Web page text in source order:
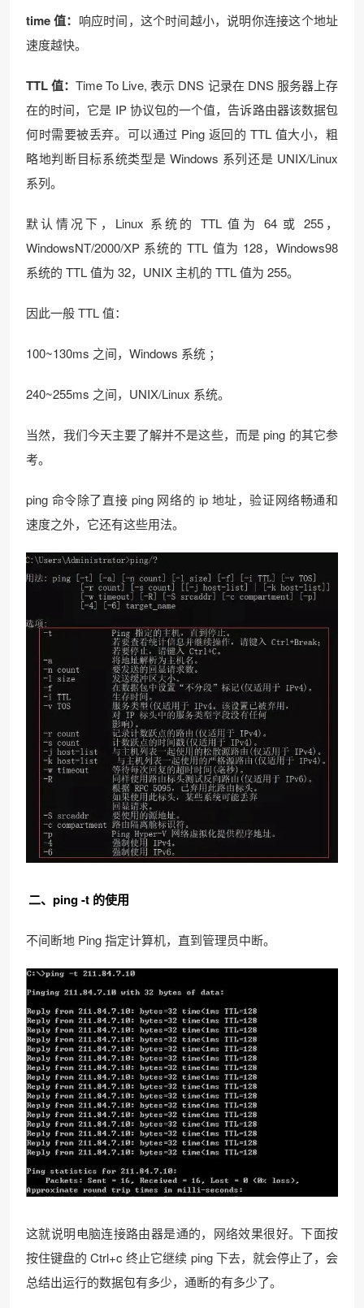
time 值： 响应时间，这个时间越小，说明你连接这个地址
速度越快。
TTL 值：Time To Live, 表示 DNS 记录在 DNS 服务器上存
在的时间，它是 IP 协议包的一个值，告诉路由器该数据包
何时需要被丢弃。可以通过 Ping 返回的 TTL 值大小，粗
略地判断目标系统类型是 Windows 系列还是 UNIX/Linux
系列。
默认情况下，Linux 系统的 TTL 值为 64 或 255，
WindowsNT/2000/XP 系统的 TTL 值为 128，Windows98
系统的 TTL 值为 32，UNIX 主机的 TTL 值为 255。
因此一般 TTL 值：
100~130ms 之间，Windows 系统 ；
240~255ms 之间，UNIX/Linux 系统。
当然，我们今天主要了解并不是这些，而是 ping 的其它参
考。
ping 命令除了直接 ping 网络的 ip 地址，验证网络畅通和
速度之外，它还有这些用法。
二、ping -t 的使用
不间断地 Ping 指定计算机，直到管理员中断。
这就说明电脑连接路由器是通的，网络效果很好。下面按
按住键盘的 Ctrl+c 终止它继续 ping 下去，就会停止了，会
总结出运行的数据包有多少，通断的有多少了。